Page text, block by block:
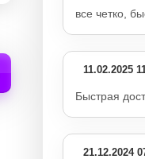
все четко,
11.02.2025
Быстрая
21.12.2024